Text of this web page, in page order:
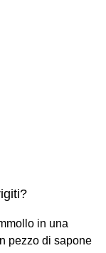
in una
pezzo di sapone